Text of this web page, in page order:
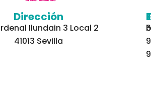
Dirección
Ilundain 3 Local 2
41013 Sevilla